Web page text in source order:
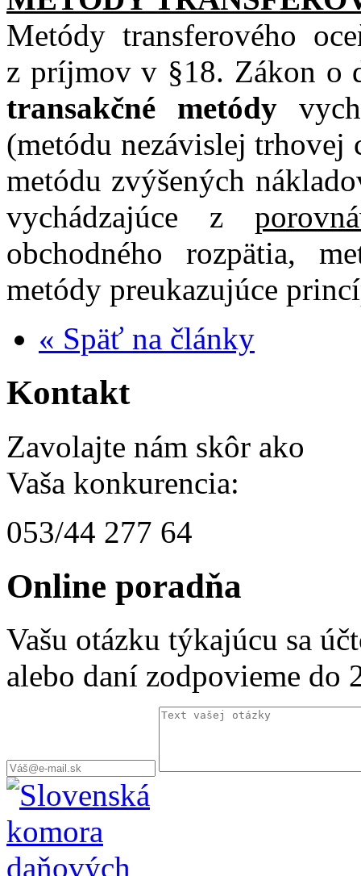
Metódy transferového
z príjmov v §18. Zákon
transakčné metódy
(metódu nezávislej trhovej
metódu zvýšených
vychádzajúce z
obchodného rozpätia,
metódy preukazujúce
« Späť na články
Kontakt
Zavolajte nám skôr ako
Vaša konkurencia:
053/44 277 64
Online poradňa
Vašu otázku týkajúcu sa
alebo daní zodpovieme do